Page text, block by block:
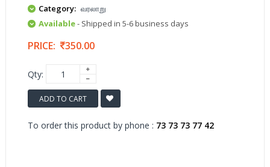
Category: வரலாறு
Available- Shipped in 5-6 business days
PRICE: 350.00
Qty:
ADD TO CART
To order this product by phone : 73 73 73 77 42